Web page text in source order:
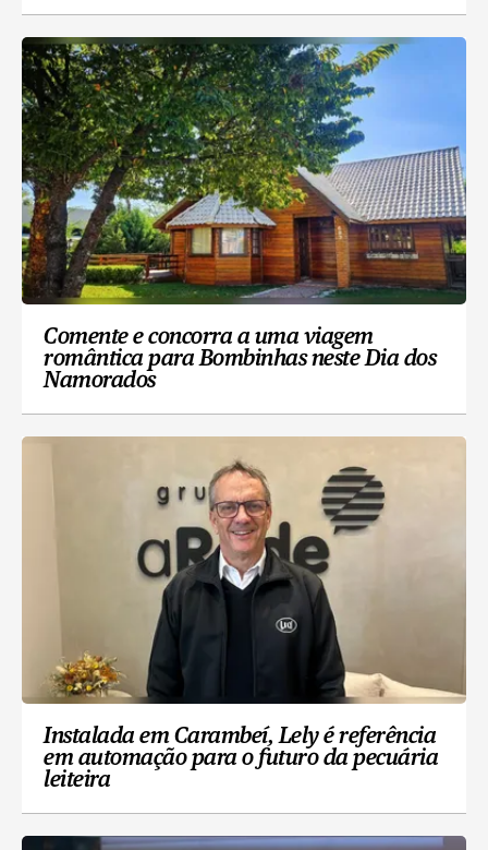
Comente e concorra a uma viagem
romântica para Bombinhas neste Dia dos
Namorados
Instalada em Carambeí, Lely é referência
em automação para o futuro da pecuária
leiteira